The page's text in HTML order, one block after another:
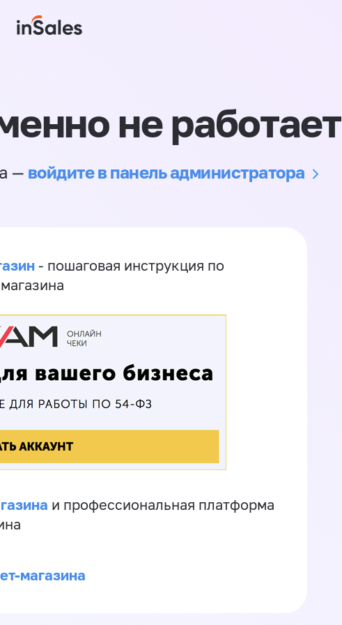
не работает
— войдите в панель администратора
- пошаговая инструкция по
и профессиональная платформа
магазина